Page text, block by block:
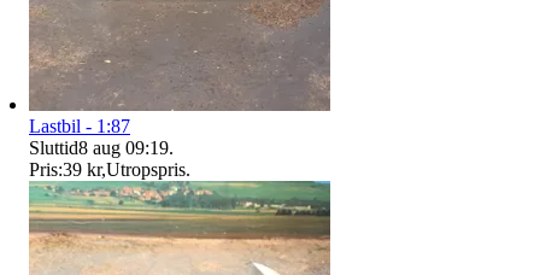
Lastbil - 1:87
Sluttid8 aug 09:19.
Pris:39 kr,Utropspris.